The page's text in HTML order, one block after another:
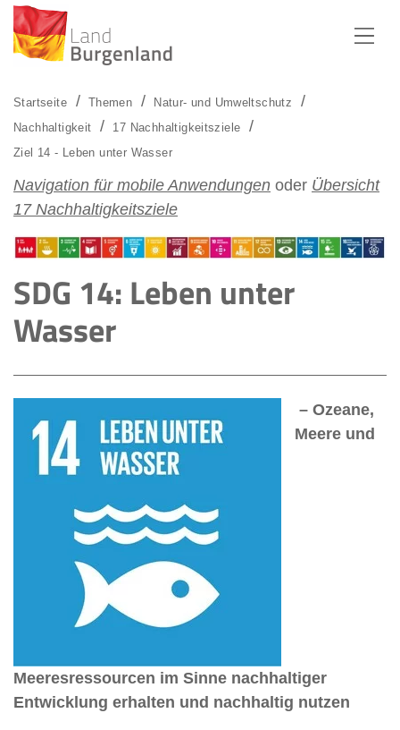
Startseite Themen
Natur- und Umweltschutz
Nachhaltigkeit
17 Nachhaltigkeitsziele
Ziel 14 - Leben unter Wasser
Navigation für mobile Anwendungen oder Übersicht
17 Nachhaltigkeitsziele
SDG 14: Leben unter
Wasser
– Ozeane,
Meere und
Meeresressourcen im Sinne nachhaltiger
Entwicklung erhalten und nachhaltig nutzen